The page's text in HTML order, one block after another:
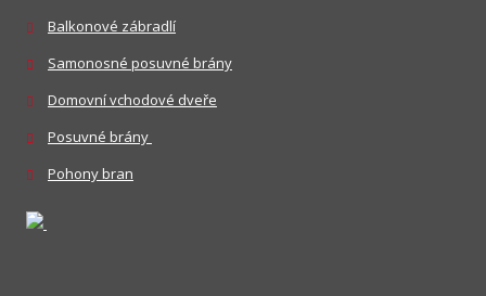
Balkonové zábradlí
Samonosné posuvné brány
Domovní vchodové dveře
Posuvné brány
Pohony bran